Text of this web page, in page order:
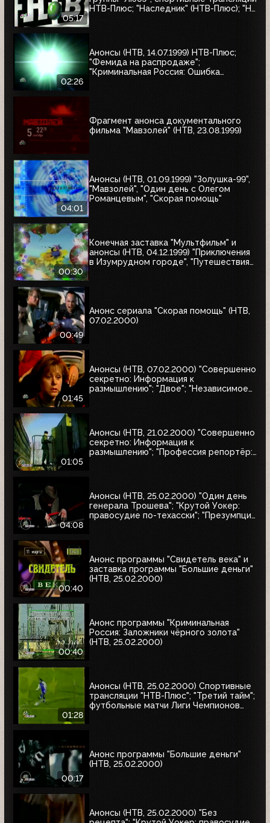
05:17
НТВ-Плюс; "Наследник" (НТВ-Плюс); "Не
02:26
Анонсы (НТВ, 14.07.1999) НТВ-Плюс;
"Фемида на распродаже";
"Криминальная Россия: Ошибка
Фрагмент анонса документального
фильма "Мавзолей" (НТВ, 23.08.1999)
04:01
Анонсы (НТВ, 01.09.1999) "Золушка-99",
"Мавзолей", "Один день с Олегом
Романцевым", "Скорая помощь"
00:30
Конечная заставка "Мультфильм" и
анонсы (НТВ, 04.12.1999) "Приключения
в Изумрудном городе", "Путешествия
00:49
Анонс сериала "Скорая помощь" (НТВ,
07.02.2000)
01:45
Анонсы (НТВ, 07.02.2000) "Совершенно
секретно: Информация к
размышлению"; "Двое"; "Независимое
01:05
Анонсы (НТВ, 21.02.2000) "Совершенно
секретно: Информация к
размышлению"; "Профессия репортёр:
04:08
Анонсы (НТВ, 25.02.2000) "Один день
генерала Трошева"; "Крутой Уокер:
правосудие по-техасски"; "Презумпция
00:40
Анонс программы "Свидетель века" и
заставка программы "Большие деньги"
(НТВ, 25.02.2000)
00:40
Анонс программы "Криминальная
Россия: Заложники чёрного золота"
(НТВ, 25.02.2000)
01:28
Анонсы (НТВ, 25.02.2000) Спортивные
трансляции "НТВ-Плюс"; "Третий тайм";
футбольные матчи Лиги Чемпионов
00:17
Анонс программы "Большие деньги"
(НТВ, 25.02.2000)
Анонсы (НТВ, 25.02.2000) "Без